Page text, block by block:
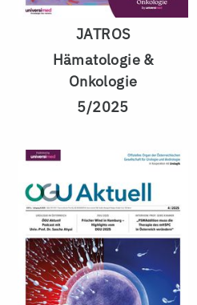
JATROS
Hämatologie &
Onkologie
5/2025